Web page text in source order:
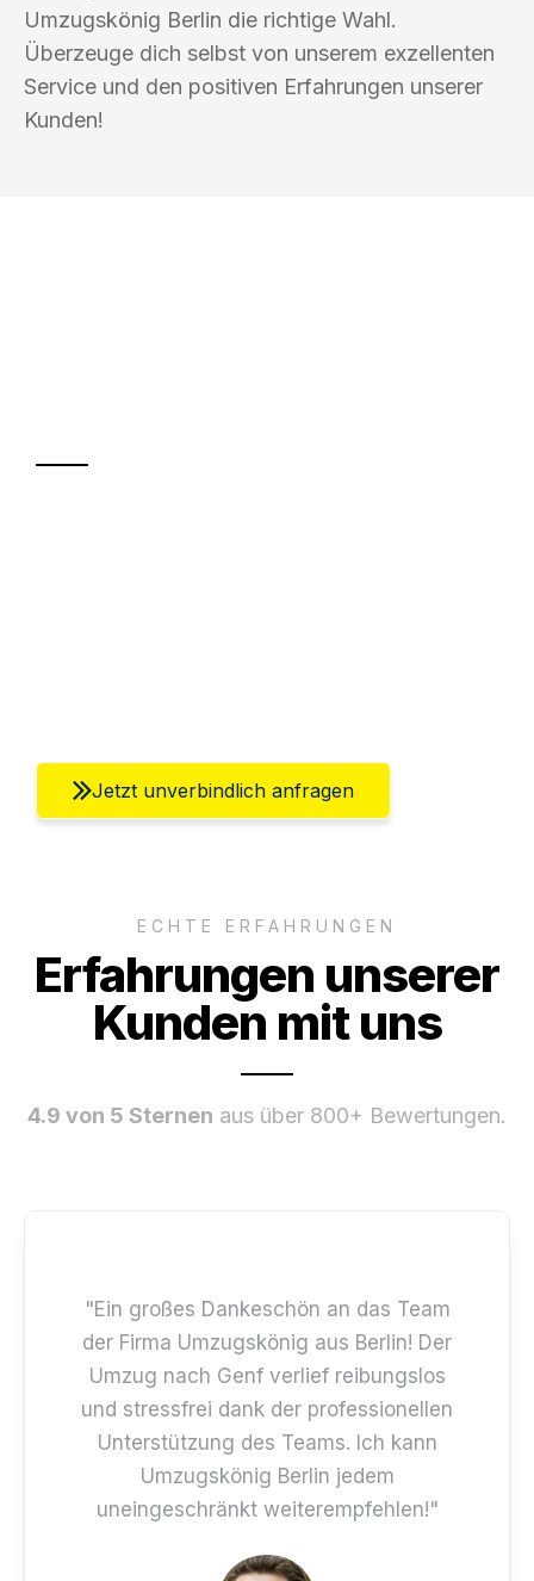
Umzugskönig Berlin die richtige Wahl.
Überzeuge dich selbst von unserem exzellenten
Service und den positiven Erfahrungen unserer
Kunden!
Jetzt unverbindlich anfragen
ECHTE ERFAHRUNGEN
Erfahrungen unserer
Kunden mit uns
4.9 von 5 Sternen aus über 800+ Bewertungen.
"Ein großes Dankeschön an das Team
der Firma Umzugskönig aus Berlin! Der
Umzug nach Genf verlief reibungslos
und stressfrei dank der professionellen
Unterstützung des Teams. Ich kann
Umzugskönig Berlin jedem
uneingeschränkt weiterempfehlen!"